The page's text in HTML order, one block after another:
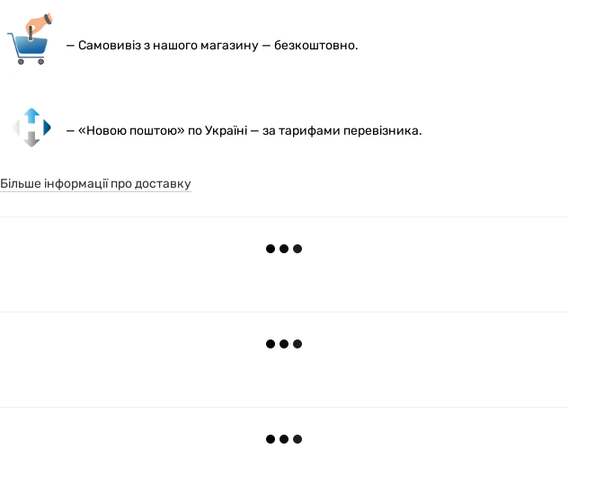
— Самовивіз з нашого магазину — безкоштовно.
— «Новою поштою» по Україні — за тарифами перевізника.
Більше інформації про доставку